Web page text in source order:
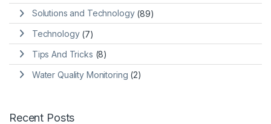
Solutions and Technology(89)
Technology(7)
Tips And Tricks (8)
Water Quality Monitoring (2)
Recent Posts